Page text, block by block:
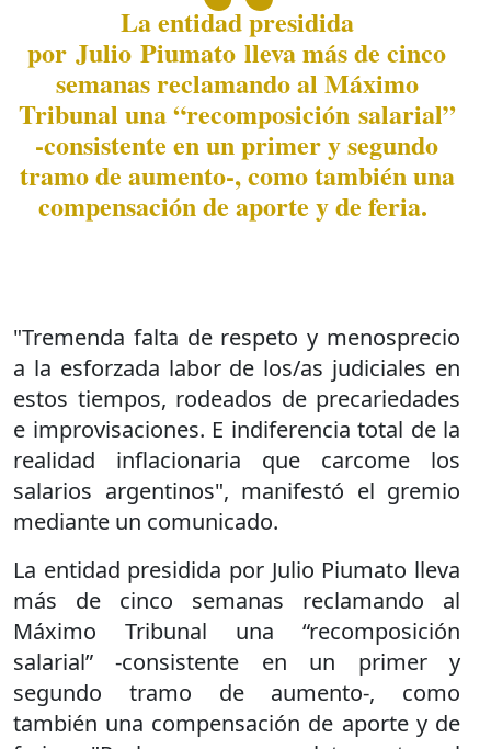
La entidad presidida
por Julio Piumato lleva más de cinco
semanas reclamando al Máximo
Tribunal una “recomposición salarial”
-consistente en un primer y segundo
tramo de aumento-, como también una
compensación de aporte y de feria.
"Tremenda falta de respeto y menosprecio
a la esforzada labor de los/as judiciales en
estos tiempos, rodeados de precariedades
e improvisaciones. E indiferencia total de la
realidad inflacionaria que carcome los
salarios argentinos", manifestó el gremio
mediante un comunicado.
La entidad presidida por Julio Piumato lleva
más de cinco semanas reclamando al
Máximo Tribunal una “recomposición
salarial” -consistente en un primer y
segundo tramo de aumento-, como
también una compensación de aporte y de